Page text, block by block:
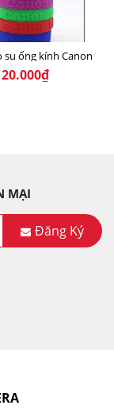
su ống kính Canon
20.000₫
MẠI
Đăng Ký